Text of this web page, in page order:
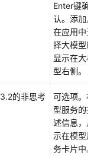
Enter键确
认。添加后
在应用中选
择大模型时
显示在大模
型右侧。
的非思考
可选项。模
型服务的描
述信息，展
示在模型服
务卡片中。